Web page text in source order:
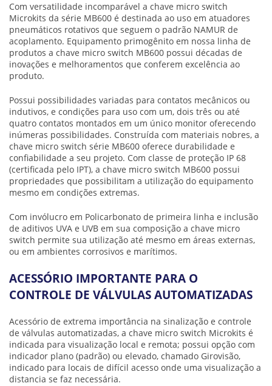
Com versatilidade incomparável a chave micro switch
Microkits da série MB600 é destinada ao uso em atuadores
pneumáticos rotativos que seguem o padrão NAMUR de
acoplamento. Equipamento primogênito em nossa linha de
produtos a chave micro switch MB600 possui décadas de
inovações e melhoramentos que conferem excelência ao
produto.
Possui possibilidades variadas para contatos mecânicos ou
indutivos, e condições para uso com um, dois três ou até
quatro contatos montados em um único monitor oferecendo
inúmeras possibilidades. Construída com materiais nobres, a
chave micro switch série MB600 oferece durabilidade e
confiabilidade a seu projeto. Com classe de proteção IP 68
(certificada pelo IPT), a chave micro switch MB600 possui
propriedades que possibilitam a utilização do equipamento
mesmo em condições extremas.
Com invólucro em Policarbonato de primeira linha e inclusão
de aditivos UVA e UVB em sua composição a chave micro
switch permite sua utilização até mesmo em áreas externas,
ou em ambientes corrosivos e marítimos.
ACESSÓRIO IMPORTANTE PARA O
CONTROLE DE VÁLVULAS AUTOMATIZADAS
Acessório de extrema importância na sinalização e controle
de válvulas automatizadas, a chave micro switch Microkits é
indicada para visualização local e remota; possui opção com
indicador plano (padrão) ou elevado, chamado Girovisão,
indicado para locais de difícil acesso onde uma visualização a
distancia se faz necessária.